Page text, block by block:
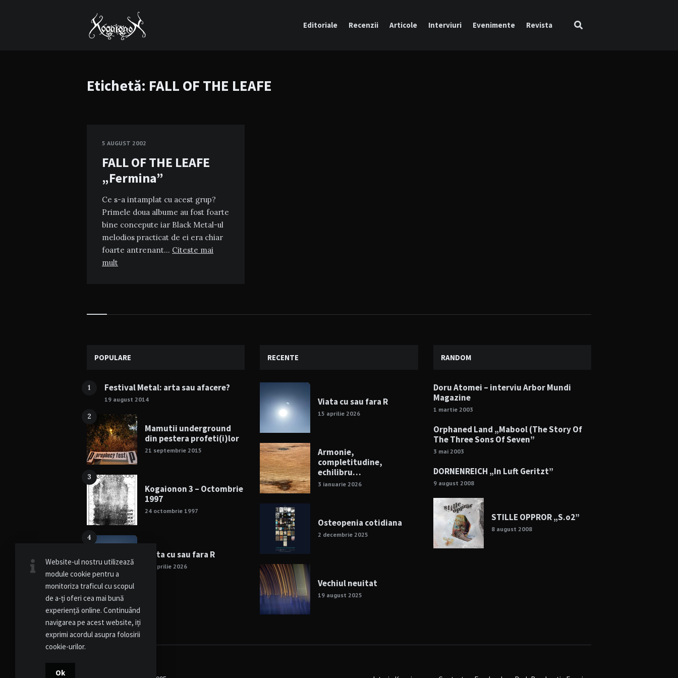
Editoriale Recenzii Articole Interviuri Evenimente Revista
Etichetă: FALL OF THE LEAFE
5 AUGUST 2002
FALL OF THE LEAFE
„Fermina”
Ce s-a intamplat cu acest grup?
Primele doua albume au fost foarte
bine concepute iar Black Metal-ul
melodios practicat de ei era chiar
foarte antrenant… Citeste mai
mult
Widgets
POPULARE
1 Festival Metal: arta sau afacere?
19 august 2014
2
Mamutii underground
din pestera profeti(i)lor
21 septembrie 2015
3
Kogaionon 3 – Octombrie
1997
24 octombrie 1997
4
Viata cu sau fara R
15 aprilie 2026
RECENTE
Viata cu sau fara R
15 aprilie 2026
Armonie,
completitudine,
echilibru…
3 ianuarie 2026
Osteopenia cotidiana
2 decembrie 2025
Vechiul neuitat
19 august 2025
RANDOM
Doru Atomei – interviu Arbor Mundi
Magazine
1 martie 2003
Orphaned Land „Mabool (The Story Of
The Three Sons Of Seven”
3 mai 2003
DORNENREICH „In Luft Geritzt”
9 august 2008
STILLE OPPROR „S.o2”
8 august 2008
Website-ul nostru utilizează
module cookie pentru a
monitoriza traficul cu scopul
de a-ți oferi cea mai bună
experiență online. Continuând
navigarea pe acest website, iți
exprimi acordul asupra folosirii
cookie-urilor.
Ok